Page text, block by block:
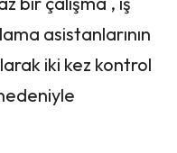
asistanlarının
iki kez kontrol